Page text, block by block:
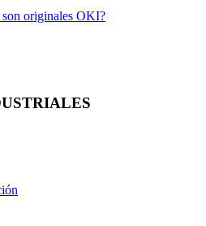
son originales OKI?